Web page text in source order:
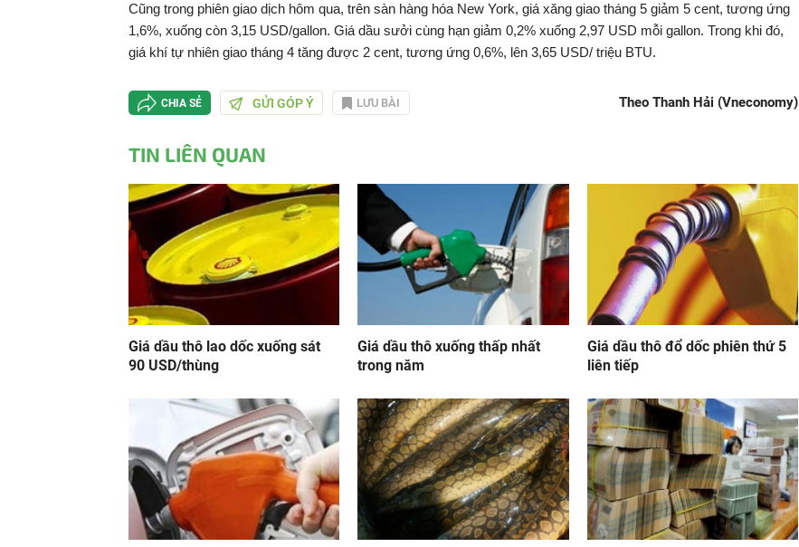
Cũng trong phiên giao dịch hôm qua, trên sàn hàng hóa New York, giá xăng giao tháng 5 giảm 5 cent, tương ứng
1,6%, xuống còn 3,15 USD/gallon. Giá dầu sưởi cùng hạn giảm 0,2% xuống 2,97 USD mỗi gallon. Trong khi đó,
giá khí tự nhiên giao tháng 4 tăng được 2 cent, tương ứng 0,6%, lên 3,65 USD/ triệu BTU.
CHIA SẺ GỬI GÓP Ý LƯU BÀI Theo Thanh Hải (Vneconomy)
TIN LIÊN QUAN
Giá dầu thô lao dốc xuống sát
90 USD/thùng
Giá dầu thô xuống thấp nhất
trong năm
Giá dầu thô đổ dốc phiên thứ 5
liên tiếp